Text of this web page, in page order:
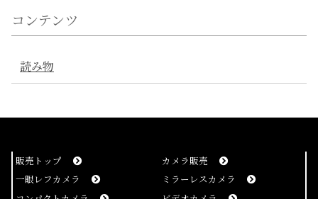
コンテンツ
読み物
販売トップ
カメラ販売
一眼レフカメラ
ミラーレスカメラ